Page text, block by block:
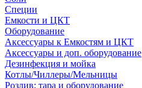
Специи
Емкости и ЦКТ
Оборудование
Аксессуары к Емкостям и ЦКТ
Аксессуары и доп. оборудование
Дезинфекция и мойка
Котлы/Чиллеры/Мельницы
Розлив: тара и оборудование